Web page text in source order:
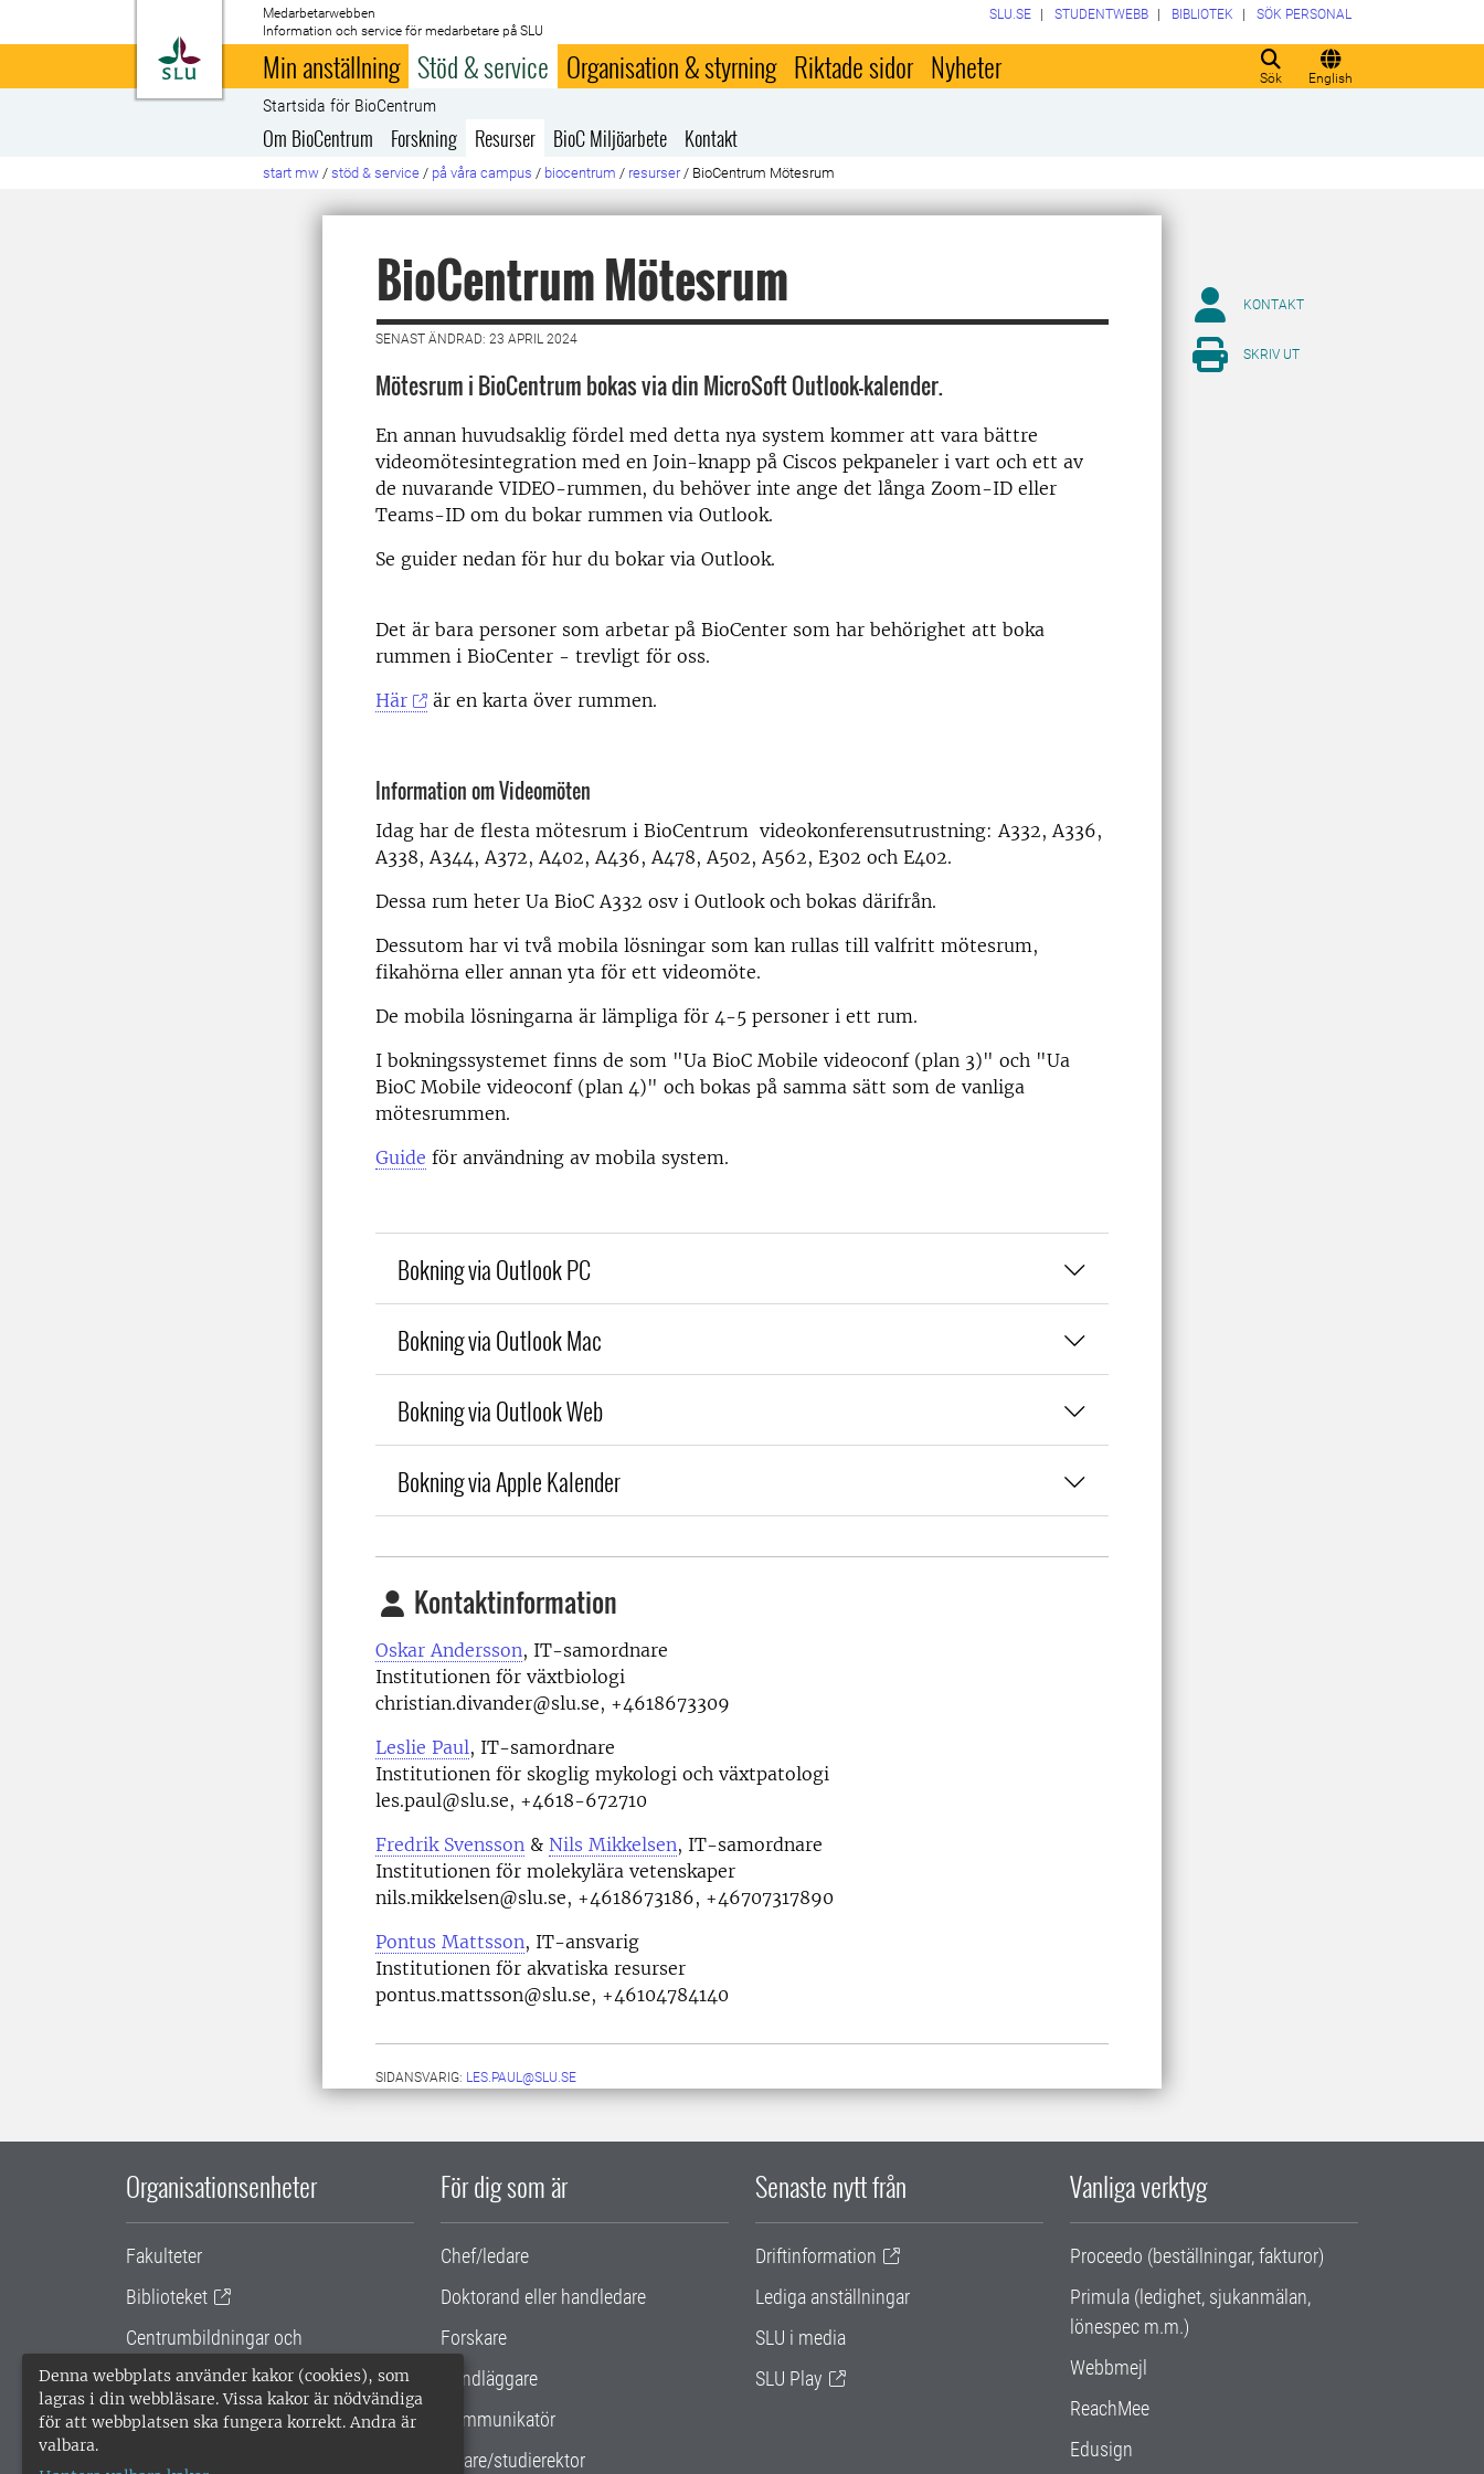
Denna webbplats använder kakor (cookies), som
lagras i din webbläsare. Vissa kakor är nödvändiga
för att webbplatsen ska fungera korrekt. Andra är
valbara.
Till startsida
Medarbetarwebben
Information och service för medarbetare på SLU
Sök English
SLU.SE STUDENTWEBB BIBLIOTEK SÖK PERSONAL
Min anställning Stöd & service Organisation & styrning Riktade sidor Nyheter
Startsida för BioCentrum
Om BioCentrum Forskning Resurser BioC Miljöarbete Kontakt
start mw / stöd & service / på våra campus / biocentrum / resurser / BioCentrum Mötesrum
BioCentrum Mötesrum
SENAST ÄNDRAD: 23 APRIL 2024
Mötesrum i BioCentrum bokas via din MicroSoft Outlook-kalender.
En annan huvudsaklig fördel med detta nya system kommer att vara bättre
videomötesintegration med en Join-knapp på Ciscos pekpaneler i vart och ett av
de nuvarande VIDEO-rummen, du behöver inte ange det långa Zoom-ID eller
Teams-ID om du bokar rummen via Outlook.
Se guider nedan för hur du bokar via Outlook.
Det är bara personer som arbetar på BioCenter som har behörighet att boka
rummen i BioCenter - trevligt för oss.
Här
är en karta över rummen.
Information om Videomöten
Idag har de flesta mötesrum i BioCentrum videokonferensutrustning: A332, A336,
A338, A344, A372, A402, A436, A478, A502, A562, E302 och E402.
Dessa rum heter Ua BioC A332 osv i Outlook och bokas därifrån.
Dessutom har vi två mobila lösningar som kan rullas till valfritt mötesrum,
fikahörna eller annan yta för ett videomöte.
De mobila lösningarna är lämpliga för 4-5 personer i ett rum.
I bokningssystemet finns de som "Ua BioC Mobile videoconf (plan 3)" och "Ua
BioC Mobile videoconf (plan 4)" och bokas på samma sätt som de vanliga
mötesrummen.
Guide för användning av mobila system.
Bokning via Outlook PC
Bokning via Outlook Mac
Bokning via Outlook Web
Bokning via Apple Kalender
Kontaktinformation
Oskar Andersson, IT-samordnare
Institutionen för växtbiologi
christian.divander@slu.se, +4618673309
Leslie Paul, IT-samordnare
Institutionen för skoglig mykologi och växtpatologi
les.paul@slu.se, +4618-672710
Fredrik Svensson & Nils Mikkelsen, IT-samordnare
Institutionen för molekylära vetenskaper
nils.mikkelsen@slu.se, +4618673186, +46707317890
Pontus Mattsson, IT-ansvarig
Institutionen för akvatiska resurser
pontus.mattsson@slu.se, +46104784140
SIDANSVARIG: LES.PAUL@SLU.SE
KONTAKT
SKRIV UT
Organisationsenheter
Fakulteter
Biblioteket
Centrumbildningar och
samarbetsprojekt
Gemensamma verksamhetsstödet
För dig som är
Chef/ledare
Doktorand eller handledare
Forskare
Handläggare
Kommunikatör
Lärare/studierektor
Senaste nytt från
Driftinformation
Lediga anställningar
SLU i media
SLU Play
Vanliga verktyg
Proceedo (beställningar, fakturor)
Primula (ledighet, sjukanmälan,
lönespec m.m.)
Webbmejl
ReachMee
Edusign